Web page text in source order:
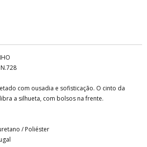
N.728
com ousadia e sofisticação. O cinto da
a silhueta, com bolsos na frente.
/ Poliéster